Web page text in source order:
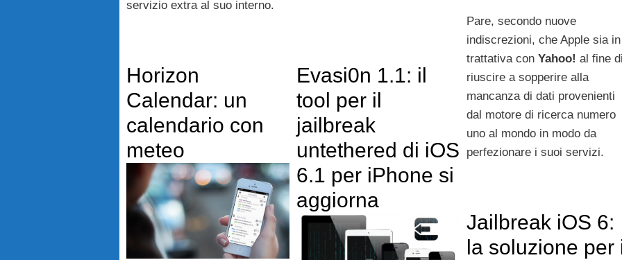
servizio extra al suo interno.
Pare, secondo nuove
indiscrezioni, che Apple sia in
trattativa con Yahoo! al fine
riuscire a sopperire alla
mancanza di dati provenienti
dal motore di ricerca numero
uno al mondo in modo da
perfezionare i suoi servizi.
Horizon
Calendar: un
calendario con
meteo
Evasi0n 1.1: il
tool per il
jailbreak
untethered di iOS
6.1 per iPhone si
aggiorna
Jailbreak iOS 6:
la soluzione per